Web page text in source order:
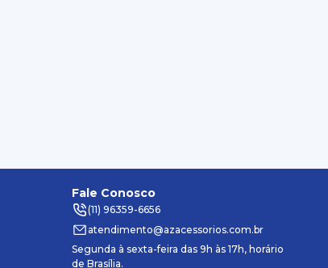
Fale Conosco
(11) 96359-6656
atendimento@azacessorios.com.br
Segunda à sexta-feira das 9h às 17h, horário
de Brasília.